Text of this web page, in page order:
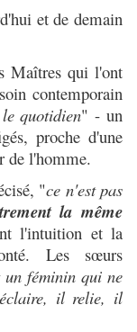
et de demain
Maîtres qui l'ont
contemporain
quotidien" - un
proche d'une
de l'homme.
"ce n'est pas
la même
l'intuition et la
Les sœurs
un féminin qui ne
il relie, il